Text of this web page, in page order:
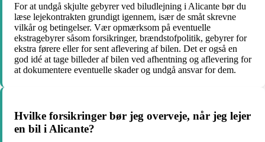
For at undgå skjulte gebyrer ved biludlejning i Alicante bør du
læse lejekontrakten grundigt igennem, især de småt skrevne
vilkår og betingelser. Vær opmærksom på eventuelle
ekstragebyrer såsom forsikringer, brændstofpolitik, gebyrer for
ekstra førere eller for sent aflevering af bilen. Det er også en
god idé at tage billeder af bilen ved afhentning og aflevering for
at dokumentere eventuelle skader og undgå ansvar for dem.
Hvilke forsikringer bør jeg overveje, når jeg lejer
en bil i Alicante?